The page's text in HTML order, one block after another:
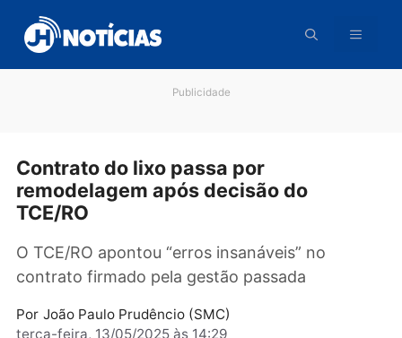
para
conteúdo
Contrato do lixo passa por
remodelagem após decisão do
O TCE/RO apontou “erros insanáveis” no
contrato firmado pela gestão passada